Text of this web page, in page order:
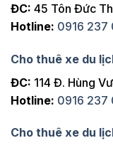
ĐC: 45 Tôn Đức
Hotline: 0916 237
Cho thuê xe du
ĐC: 114 Đ. Hùng
Hotline: 0916 237
Cho thuê xe du